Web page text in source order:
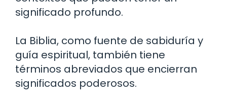
significado profundo.
La Biblia, como fuente de sabiduría y
guía espiritual, también tiene
términos abreviados que encierran
significados poderosos.